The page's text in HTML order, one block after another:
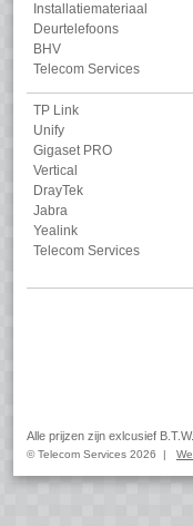
Installatiemateriaal
Deurtelefoons
BHV
Telecom Services
TP Link
Unify
Gigaset PRO
Vertical
DrayTek
Jabra
Yealink
Telecom Services
Alle prijzen zijn exlcusief
© Telecom Services 2026 |